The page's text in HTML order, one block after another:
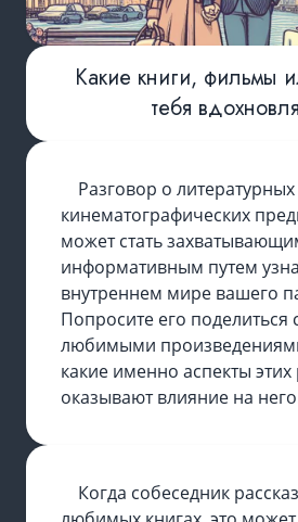
Какие книги, фильмы
тебя
Разговор о
кинематографических
может стать
информативным путем
внутреннем мире вашего
Попросите его поделиться
любимыми
какие именно аспекты этих
оказывают влияние на
Когда собеседник